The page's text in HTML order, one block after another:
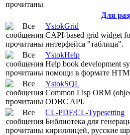
Для
YstokGrid
CAPI-based grid widget
интерфейса "таблица".
YstokHelp
Help book development
помощи в формате
YstokSQL
Common Lisp ORM
ODBC API.
CL-PDF/CL-Typesetting
Библиотека для
кириллицей, русские